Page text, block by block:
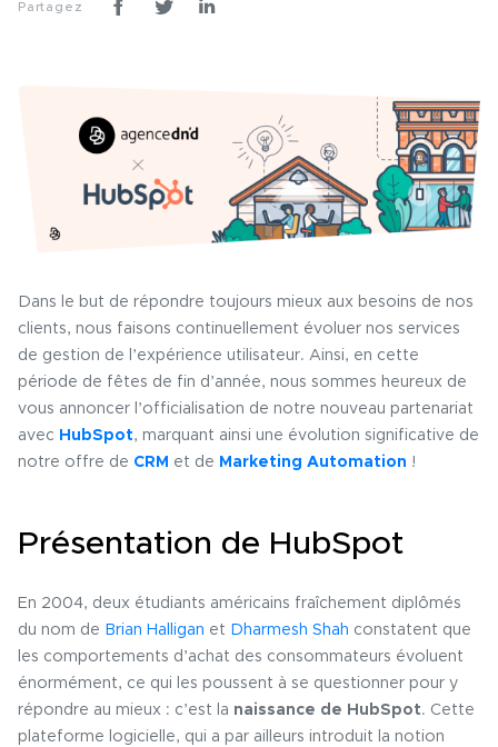
Partagez
Dans le but de répondre toujours mieux aux besoins de nos
clients, nous faisons continuellement évoluer nos services
de gestion de l’expérience utilisateur. Ainsi, en cette
période de fêtes de fin d’année, nous sommes heureux de
vous annoncer l’officialisation de notre nouveau partenariat
avec HubSpot, marquant ainsi une évolution significative de
notre offre de CRM et de Marketing Automation !
Présentation de HubSpot
En 2004, deux étudiants américains fraîchement diplômés
du nom de Brian Halligan et Dharmesh Shah constatent que
les comportements d’achat des consommateurs évoluent
énormément, ce qui les poussent à se questionner pour y
répondre au mieux : c’est la naissance de HubSpot. Cette
plateforme logicielle, qui a par ailleurs introduit la notion